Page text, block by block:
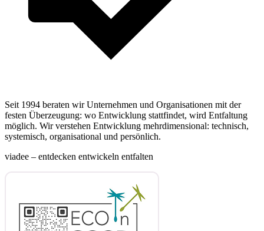
Seit 1994 beraten wir Unternehmen und Organisationen mit der
festen Überzeugung: wo Entwicklung stattfindet, wird Entfaltung
möglich. Wir verstehen Entwicklung mehrdimensional: technisch,
systemisch, organisational und persönlich.
viadee – entdecken entwickeln entfalten